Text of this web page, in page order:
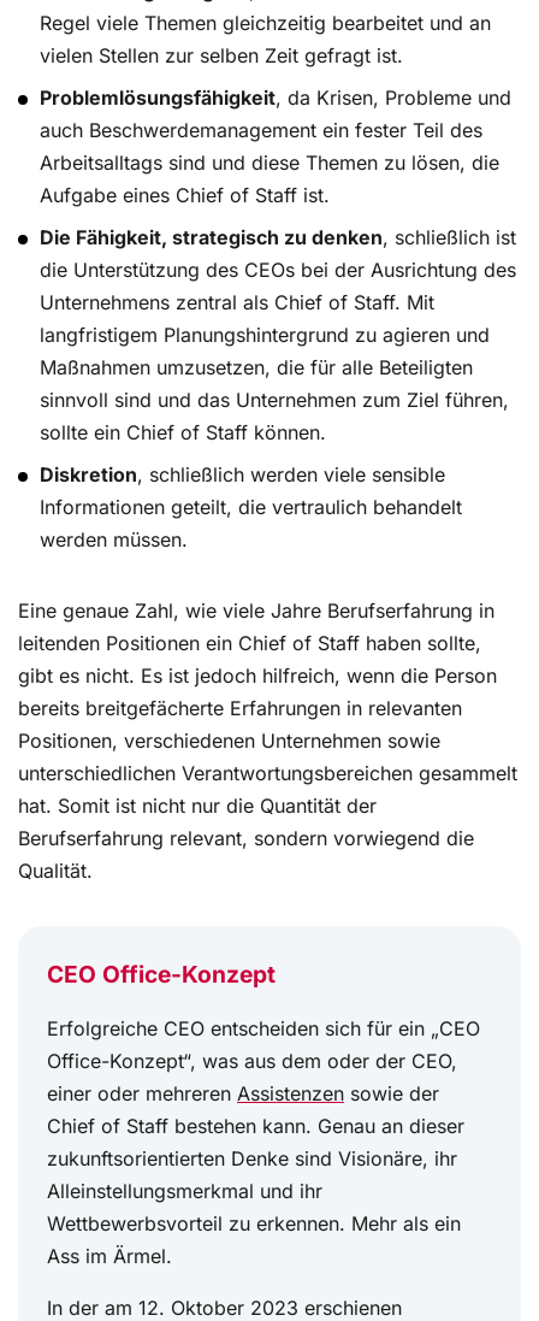
Regel viele Themen gleichzeitig bearbeitet und an
vielen Stellen zur selben Zeit gefragt ist.
Problemlösungsfähigkeit, da Krisen, Probleme und
auch Beschwerdemanagement ein fester Teil des
Arbeitsalltags sind und diese Themen zu lösen, die
Aufgabe eines Chief of Staff ist.
Die Fähigkeit, strategisch zu denken, schließlich ist
die Unterstützung des CEOs bei der Ausrichtung des
Unternehmens zentral als Chief of Staff. Mit
langfristigem Planungshintergrund zu agieren und
Maßnahmen umzusetzen, die für alle Beteiligten
sinnvoll sind und das Unternehmen zum Ziel führen,
sollte ein Chief of Staff können.
Diskretion, schließlich werden viele sensible
Informationen geteilt, die vertraulich behandelt
werden müssen.
Eine genaue Zahl, wie viele Jahre Berufserfahrung in
leitenden Positionen ein Chief of Staff haben sollte,
gibt es nicht. Es ist jedoch hilfreich, wenn die Person
bereits breitgefächerte Erfahrungen in relevanten
Positionen, verschiedenen Unternehmen sowie
unterschiedlichen Verantwortungsbereichen gesammelt
hat. Somit ist nicht nur die Quantität der
Berufserfahrung relevant, sondern vorwiegend die
Qualität.
CEO Office-Konzept
Erfolgreiche CEO entscheiden sich für ein „CEO
Office-Konzept“, was aus dem oder der CEO,
einer oder mehreren Assistenzen sowie der
Chief of Staff bestehen kann. Genau an dieser
zukunftsorientierten Denke sind Visionäre, ihr
Alleinstellungsmerkmal und ihr
Wettbewerbsvorteil zu erkennen. Mehr als ein
Ass im Ärmel.
In der am 12. Oktober 2023 erschienen